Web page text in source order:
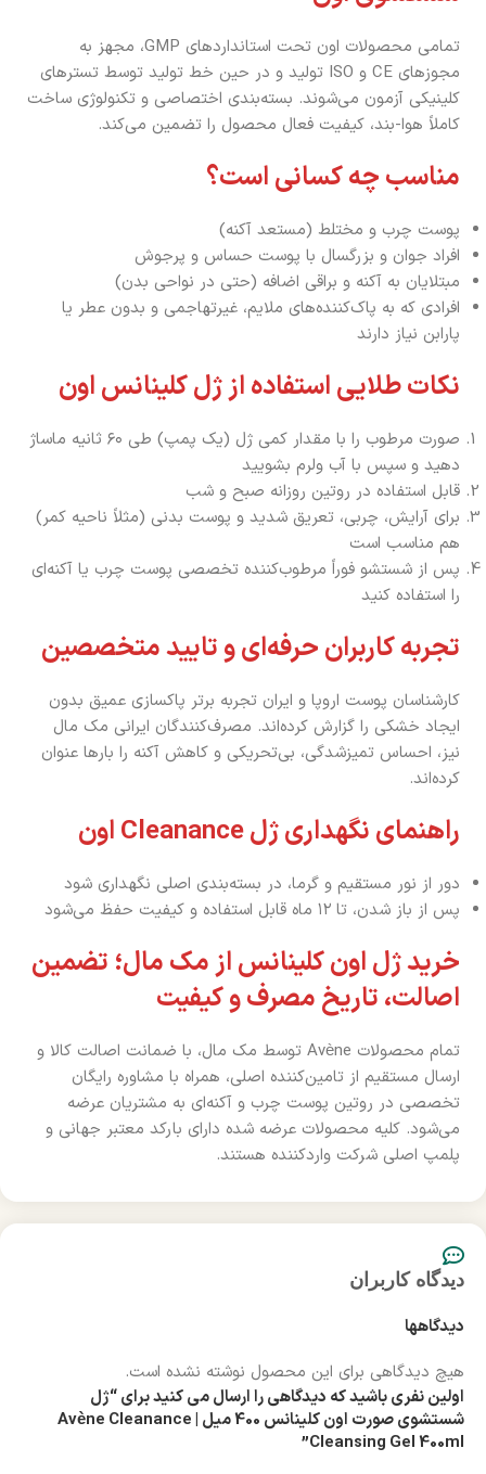
تمامی محصولات اون تحت استانداردهای GMP، مجهز به
مجوزهای CE و ISO تولید و در حین خط تولید توسط تسترهای
کلینیکی آزمون می‌شوند. بسته‌بندی اختصاصی و تکنولوژی ساخت
کاملاً هوا-بند، کیفیت فعال محصول را تضمین می‌کند.
مناسب چه کسانی است؟
پوست چرب و مختلط (مستعد آکنه)
افراد جوان و بزرگسال با پوست حساس و پرجوش
مبتلایان به آکنه و براقی اضافه (حتی در نواحی بدن)
افرادی که به پاک‌کننده‌های ملایم، غیرتهاجمی و بدون عطر یا
پارابن نیاز دارند
نکات طلایی استفاده از ژل کلینانس اون
صورت مرطوب را با مقدار کمی ژل (یک پمپ) طی ۶۰ ثانیه ماساژ
دهید و سپس با آب ولرم بشویید
قابل استفاده در روتین روزانه صبح و شب
برای آرایش، چربی، تعریق شدید و پوست بدنی (مثلاً ناحیه کمر)
هم مناسب است
پس از شستشو فوراً مرطوب‌کننده تخصصی پوست چرب یا آکنه‌ای
را استفاده کنید
تجربه کاربران حرفه‌ای و تایید متخصصین
کارشناسان پوست اروپا و ایران تجربه برتر پاکسازی عمیق بدون
ایجاد خشکی را گزارش کرده‌اند. مصرف‌کنندگان ایرانی مک مال
نیز، احساس تمیزشدگی، بی‌تحریکی و کاهش آکنه را بارها عنوان
کرده‌اند.
راهنمای نگهداری ژل Cleanance اون
دور از نور مستقیم و گرما، در بسته‌بندی اصلی نگهداری شود
پس از باز شدن، تا ۱۲ ماه قابل استفاده و کیفیت حفظ می‌شود
خرید ژل اون کلینانس از مک مال؛ تضمین
اصالت، تاریخ مصرف و کیفیت
تمام محصولات Avène توسط مک مال، با ضمانت اصالت کالا و
ارسال مستقیم از تامین‌کننده اصلی، همراه با مشاوره رایگان
تخصصی در روتین پوست چرب و آکنه‌ای به مشتریان عرضه
می‌شود. کلیه محصولات عرضه شده دارای بارکد معتبر جهانی و
پلمپ اصلی شرکت واردکننده هستند.
دیدگاه کاربران
دیدگاهها
هیچ دیدگاهی برای این محصول نوشته نشده است.
اولین نفری باشید که دیدگاهی را ارسال می کنید برای “ژل
شستشوی صورت اون کلینانس 400 میل | Avène Cleanance
Cleansing Gel 400ml”